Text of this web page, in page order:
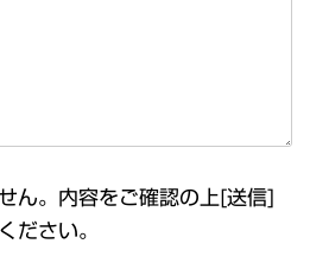
ん。内容をご確認の上[送信]
ださい。